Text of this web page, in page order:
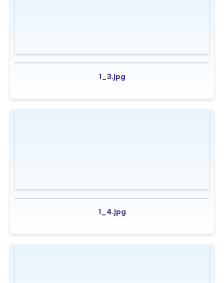
1_3.jpg
1_4.jpg